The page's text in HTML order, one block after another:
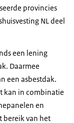
provincies
NL deel
een lening
Daarmee
een asbestdak.
kan in combinatie
en
bereik van het